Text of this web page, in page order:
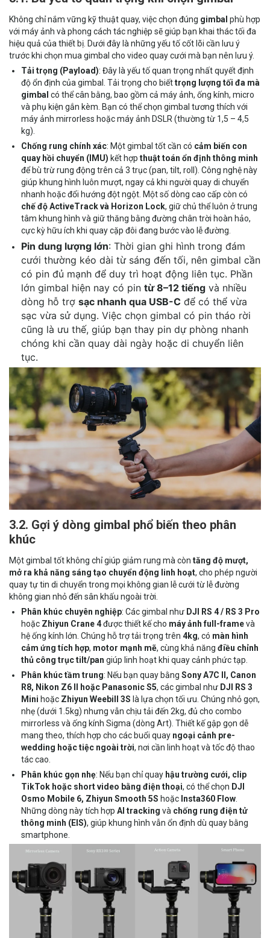
Không chỉ nắm vững kỹ thuật quay, việc chọn đúng gimbal phù hợp
với máy ảnh và phong cách tác nghiệp sẽ giúp bạn khai thác tối đa
hiệu quả của thiết bị. Dưới đây là những yếu tố cốt lõi cần lưu ý
trước khi chọn mua gimbal cho video quay cưới mà bạn nên lưu ý.
Tải trọng (Payload): Đây là yếu tố quan trọng nhất quyết định
độ ổn định của gimbal. Tải trọng cho biếttrọng lượng tối đa mà
gimbal có thể cân bằng, bao gồm cả máy ảnh, ống kính, micro
và phụ kiện gắn kèm. Bạn có thể chọn gimbal tương thích với
máy ảnh mirrorless hoặcmáy ảnh DSLR(thường từ 1,5 – 4,5
kg).
Chống rung chính xác: Một gimbal tốt cần có cảm biến con
quay hồi chuyển (IMU) kết hợp thuật toán ổn định thông minh
để bù trừ rung động trên cả 3 trục (pan, tilt, roll). Công nghệ này
giúp khung hình luôn mượt, ngay cả khi người quay di chuyển
nhanh hoặc đổi hướng đột ngột. Một số dòng cao cấp còn có
chế độ ActiveTrack và Horizon Lock, giữ chủ thể luôn ở trung
tâm khung hình và giữ thăng bằng đường chân trời hoàn hảo,
cực kỳ hữu ích khi quay cặp đôi đang bước vào lễ đường.
Pin dung lượng lớn: Thời gian ghi hình trong đám
cưới thường kéo dài từ sáng đến tối, nên gimbal cần
có pin đủ mạnh để duy trì hoạt động liên tục. Phần
lớn gimbal hiện nay có pin từ 8–12 tiếng và nhiều
dòng hỗ trợ sạc nhanh qua USB-C để có thể vừa
sạc vừa sử dụng. Việc chọn gimbal có pin tháo rời
cũng là ưu thế, giúp bạn thay pin dự phòng nhanh
chóng khi cần quay dài ngày hoặc di chuyển liên
tục.
3.2. Gợi ý dòng gimbal phổ biến theo phân
khúc
Một gimbal tốt không chỉ giúp giảm rung mà còn tăng độ mượt,
mở ra khả năng sáng tạo chuyển động linh hoạt, cho phép người
quay tự tin di chuyển trong mọi không gian lễ cưới từ lễ đường
không gian nhỏ đến sân khấu ngoài trời.
Phân khúc chuyên nghiệp: Các gimbal như DJI RS 4 / RS 3 Pro
hoặc Zhiyun Crane 4được thiết kế cho máy ảnh full-framevà
hệ ống kính lớn. Chúng hỗ trợ tải trọng trên 4kg, có màn hình
cảm ứng tích hợp, motor mạnh mẽ, cùng khả năng điều chỉnh
thủ công trục tilt/pan giúp linh hoạt khi quay cảnh phức tạp.
Phân khúc tầm trung: Nếu bạn quay bằng Sony A7C II, Canon
R8, Nikon Z6 II hoặc Panasonic S5, các gimbal như DJI RS 3
Mini hoặc Zhiyun Weebill 3S là lựa chọn tối ưu. Chúng nhỏ gọn,
nhẹ (dưới 1.5kg) nhưng vẫn chịu tải đến 2kg, đủ cho combo
mirrorless và ống kính Sigma (dòng Art). Thiết kế gập gọn dễ
mang theo, thích hợp cho các buổi quay ngoại cảnh pre-
wedding hoặc tiệc ngoài trời, nơi cần linh hoạt và tốc độ thao
tác cao.
Phân khúc gọn nhẹ: Nếu bạn chỉ quay hậu trường cưới, clip
TikTok hoặc short video bằng điện thoại, có thể chọn DJI
Osmo Mobile 6, Zhiyun Smooth 5S hoặc Insta360 Flow
Những dòng này tích hợp AI tracking và chống rung điện tử
thông minh (EIS), giúp khung hình vẫn ổn định dù quay bằng
smartphone.